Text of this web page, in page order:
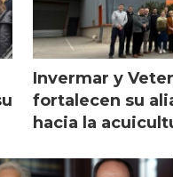
Invermar y
fortalecen su
hacia la